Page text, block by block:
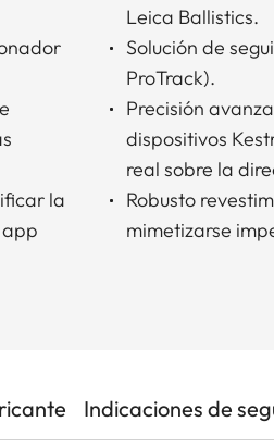
la
Leica Ballistics.
Solución de
ProTrack).
Precisión
dispositivos
real sobre la
Robusto
mimetizarse
Indicaciones de